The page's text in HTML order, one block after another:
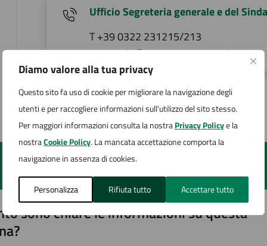
Diamo valore alla tua privacy
Questo sito fa uso di cookie per migliorare la navigazione degli
utenti e per raccogliere informazioni sull'utilizzo del sito stesso.
Per maggiori informazioni consulta la nostraPrivacy Policye la
nostraCookie Policy. La mancata accettazione comporta la
navigazione in assenza di cookies.
Personalizza Rifiuta tutto Accettare tutto
Ufficio Segreteria generale e del
T +39 0322 231215/213
segreteria@comune.arona.no.it
Pagina aggiornata il 17/02/2025
sono chiare le informazioni su questa